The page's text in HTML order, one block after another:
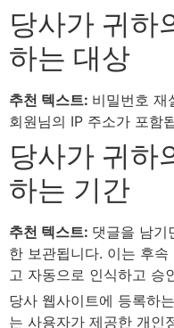
당사가 귀하
하는 대상
추천 텍스트: 비밀번호 재
회원님의 IP 주소가 포함
당사가 귀하
하는 기간
추천 텍스트: 댓글을 남기
한 보관됩니다. 이는 후
고 자동으로 인식하고 승
당사 웹사이트에 등록하
는 사용자가 제공한 개인